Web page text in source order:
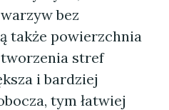
bez
także powierzchnia
stref
i bardziej
tym łatwiej